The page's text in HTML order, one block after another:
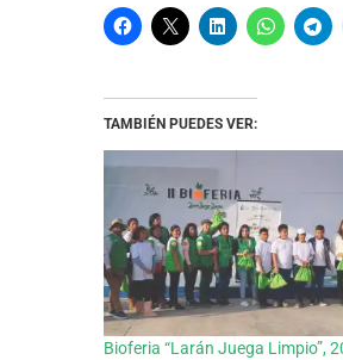
TAMBIÉN PUEDES VER:
Bioferia “Larán Juega Limpio”,